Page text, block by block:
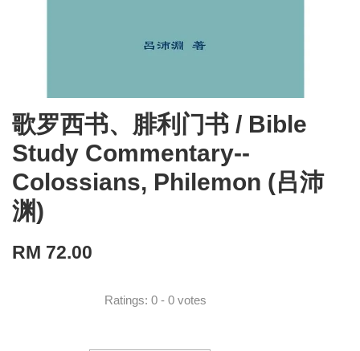
歌罗西书、腓利门书 / Bible
Study Commentary--
Colossians, Philemon (吕沛
渊)
RM 72.00
Ratings: 0 - 0 votes